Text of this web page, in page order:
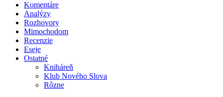
Komentáre
Analýzy
Rozhovory
Mimochodom
Recenzie
Eseje
Ostatné
Kniháreň
Klub Nového Slova
Rôzne